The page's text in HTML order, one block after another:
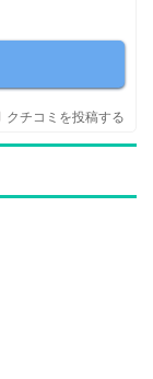
クチコミを投稿する